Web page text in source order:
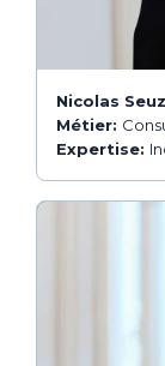
Nicolas
Métier:
Expertise: